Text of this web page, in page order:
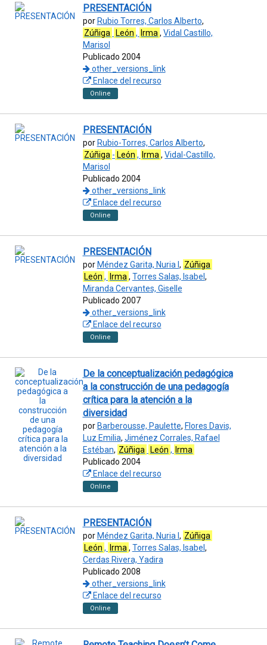
PRESENTACIÓN
por Rubio Torres, Carlos Alberto,
Zúñiga
León , Irma ,Vidal Castillo,
Marisol
Publicado 2004
other_versions_link
Enlace del recurso
Online
PRESENTACIÓN
por Rubio-Torres, Carlos Alberto,
Zúñiga - León , Irma ,Vidal-Castillo,
Marisol
Publicado 2004
other_versions_link
Enlace del recurso
Online
PRESENTACIÓN
por Méndez Garita, Nuria I , Zúñiga
León , Irma , Torres Salas, Isabel ,
Miranda Cervantes, Giselle
Publicado 2007
other_versions_link
Enlace del recurso
Online
De la conceptualización pedagógica
a la construcción de una pedagogía
crítica para la atención a la
diversidad
por Barberousse, Paulette, Flores Davis,
Luz Emilia, Jiménez Corrales, Rafael
Estéban, Zúñiga León , Irma
Publicado 2004
Enlace del recurso
Online
PRESENTACIÓN
por Méndez Garita, Nuria I , Zúñiga
León , Irma , Torres Salas, Isabel ,
Cerdas Rivera, Yadira
Publicado 2008
other_versions_link
Enlace del recurso
Online